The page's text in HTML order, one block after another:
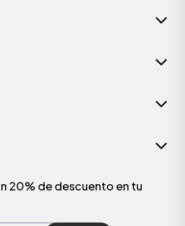
20% de descuento en tu